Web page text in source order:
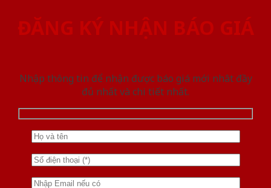
ĐĂNG KÝ NHẬN BÁO GIÁ
Nhập thông tin để nhận được báo giá mới nhât đầy
đủ nhất và chi tiết nhất.